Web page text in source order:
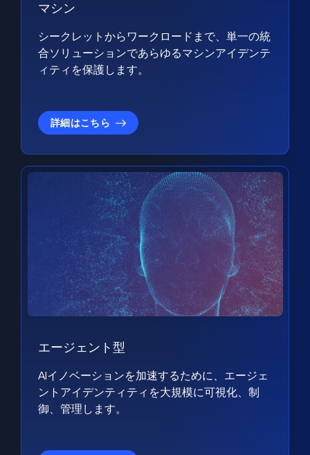
マシン
シークレットからワークロードまで、単一の統
合ソリューションであらゆるマシンアイデンテ
ィティを保護します。
詳細はこちら
エージェント型
AIイノベーションを加速するために、エージェ
ントアイデンティティを大規模に可視化、制
御、管理します。